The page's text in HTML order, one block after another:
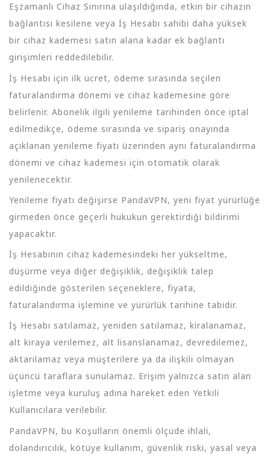
Eşzamanlı Cihaz Sınırına ulaşıldığında, etkin bir cihazın
bağlantısı kesilene veya İş Hesabı sahibi daha yüksek
bir cihaz kademesi satın alana kadar ek bağlantı
girişimleri reddedilebilir.
İş Hesabı için ilk ücret, ödeme sırasında seçilen
faturalandırma dönemi ve cihaz kademesine göre
belirlenir. Abonelik ilgili yenileme tarihinden önce iptal
edilmedikçe, ödeme sırasında ve sipariş onayında
açıklanan yenileme fiyatı üzerinden aynı faturalandırma
dönemi ve cihaz kademesi için otomatik olarak
yenilenecektir.
Yenileme fiyatı değişirse PandaVPN, yeni fiyat yürürlüğe
girmeden önce geçerli hukukun gerektirdiği bildirimi
yapacaktır.
İş Hesabının cihaz kademesindeki her yükseltme,
düşürme veya diğer değişiklik, değişiklik talep
edildiğinde gösterilen seçeneklere, fiyata,
faturalandırma işlemine ve yürürlük tarihine tabidir.
İş Hesabı satılamaz, yeniden satılamaz, kiralanamaz,
alt kiraya verilemez, alt lisanslanamaz, devredilemez,
aktarılamaz veya müşterilere ya da ilişkili olmayan
üçüncü taraflara sunulamaz. Erişim yalnızca satın alan
işletme veya kuruluş adına hareket eden Yetkili
Kullanıcılara verilebilir.
PandaVPN, bu Koşulların önemli ölçüde ihlali,
dolandırıcılık, kötüye kullanım, güvenlik riski, yasal veya